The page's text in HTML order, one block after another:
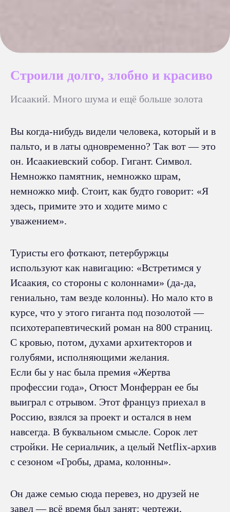
Строили долго, злобно и красиво
Исаакий. Много шума и ещё больше золота
Вы когда-нибудь видели человека, который и в
пальто, и в латы одновременно? Так вот — это
он. Исаакиевский собор. Гигант. Символ.
Немножко памятник, немножко шрам,
немножко миф. Стоит, как будто говорит: «Я
здесь, примите это и ходите мимо с
уважением».
Туристы его фоткают, петербуржцы
используют как навигацию: «Встретимся у
Исаакия, со стороны с колоннами» (да-да,
гениально, там везде колонны). Но мало кто в
курсе, что у этого гиганта под позолотой —
психотерапевтический роман на 800 страниц.
С кровью, потом, духами архитекторов и
голубями, исполняющими желания.
Если бы у нас была премия «Жертва
профессии года», Огюст Монферран ее бы
выиграл с отрывом. Этот француз приехал в
Россию, взялся за проект и остался в нем
навсегда. В буквальном смысле. Сорок лет
стройки. Не сериальчик, а целый Netflix-архив
с сезоном «Гробы, драма, колонны».
Он даже семью сюда перевез, но друзей не
завел — всё время был занят: чертежи,